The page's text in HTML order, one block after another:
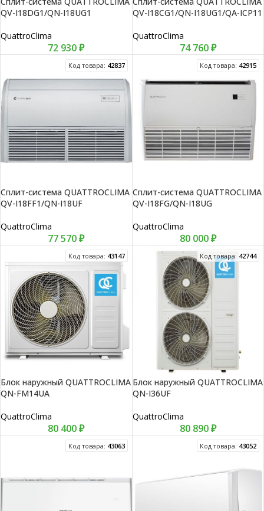
QV-I18DG1/QN-I18UG1
QuattroClima
72 930₽
QV-I18CG1/QN-I18UG1/QA-ICP11
QuattroClima
74 760₽
Код товара: 42837
Сплит-система QUATTROCLIMA
QV-I18FF1/QN-I18UF
QuattroClima
77 570₽
Код товара: 42915
Сплит-система QUATTROCLIMA
QV-I18FG/QN-I18UG
QuattroClima
80 000₽
Код товара: 43147
Блок наружный QUATTROCLIMA
QN-FM14UA
QuattroClima
80 400₽
Код товара: 42744
Блок наружный QUATTROCLIMA
QN-I36UF
QuattroClima
80 890₽
Код товара: 43063 Код товара: 43052